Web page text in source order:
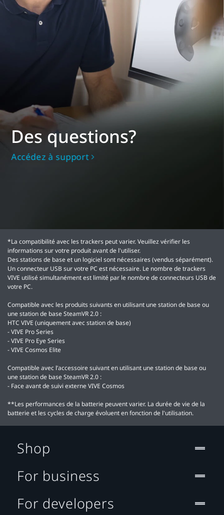
Des questions?
Accédez à support
*La compatibilité avec les trackers peut varier. Veuillez vérifier les
informations sur votre produit avant de l'utiliser.
Des stations de base et un logiciel sont nécessaires (vendus séparément).
Un connecteur USB sur votre PC est nécessaire. Le nombre de trackers
VIVE utilisé simultanément est limité par le nombre de connecteurs USB de
votre PC.
Compatible avec les produits suivants en utilisant une station de base ou
une station de base SteamVR 2.0 :
HTC VIVE (uniquement avec station de base)
- VIVE Pro Series
- VIVE Pro Eye Series
- VIVE Cosmos Elite
Compatible avec l’accessoire suivant en utilisant une station de base ou
une station de base SteamVR 2.0 :
- Face avant de suivi externe VIVE Cosmos
**Les performances de la batterie peuvent varier. La durée de vie de la
batterie et les cycles de charge évoluent en fonction de l'utilisation.
Shop
For business
For developers